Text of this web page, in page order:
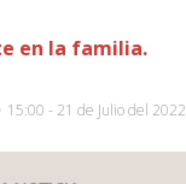
en la familia.
15:00 - 21 de Julio del 2022